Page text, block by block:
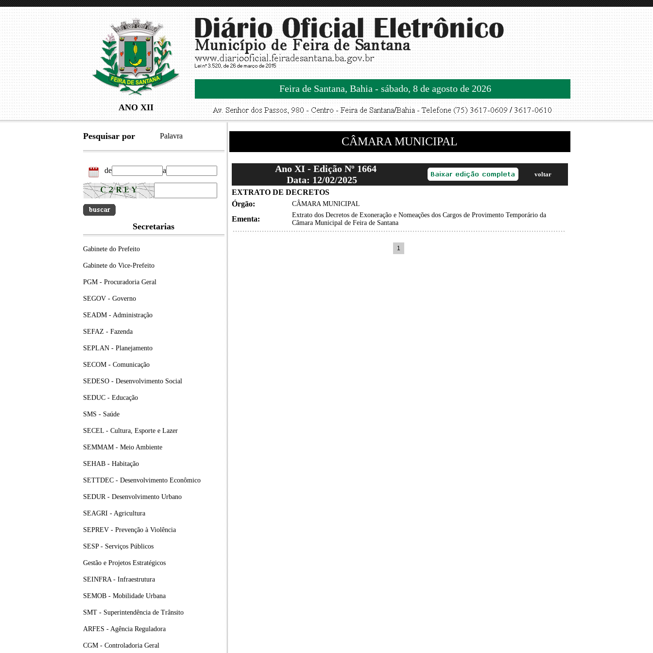
ANO XII
Feira de Santana, Bahia - sábado, 8 de agosto de 2026
Pesquisar por Palavra
de a
Secretarias
Gabinete do Prefeito
Gabinete do Vice-Prefeito
PGM - Procuradoria Geral
SEGOV - Governo
SEADM - Administração
SEFAZ - Fazenda
SEPLAN - Planejamento
SECOM - Comunicação
SEDESO - Desenvolvimento Social
SEDUC - Educação
SMS - Saúde
SECEL - Cultura, Esporte e Lazer
SEMMAM - Meio Ambiente
SEHAB - Habitação
SETTDEC - Desenvolvimento Econômico
SEDUR - Desenvolvimento Urbano
SEAGRI - Agricultura
SEPREV - Prevenção à Violência
SESP - Serviços Públicos
Gestão e Projetos Estratégicos
SEINFRA - Infraestrutura
SEMOB - Mobilidade Urbana
SMT - Superintendência de Trânsito
ARFES - Agência Reguladora
CGM - Controladoria Geral
CÂMARA MUNICIPAL
Ano XI - Edição Nº 1664
Data: 12/02/2025
voltar
EXTRATO DE DECRETOS
Órgão:
CÂMARA MUNICIPAL
Ementa:
Extrato dos Decretos de Exoneração e Nomeações dos Cargos de Provimento Temporário da
Câmara Municipal de Feira de Santana
1